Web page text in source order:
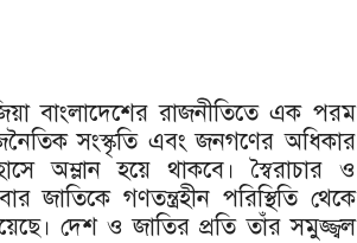
বাংলাদেশের রাজনীতিতে এক পরম
সংস্কৃতি এবং জনগণের অধিকার
অম্লান হয়ে থাকবে। স্বৈরাচার ও
জাতিকে গণতন্ত্রহীন পরিস্থিতি থেকে
দেশ ও জাতির প্রতি তাঁর সমুজ্জ্বল